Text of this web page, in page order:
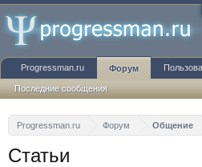
Progressman.ru Форум Общение
Статьи
Progressman.ru Форум
Последние сообщения